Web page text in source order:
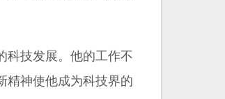
科技发展。他的工作不
精神使他成为科技界的